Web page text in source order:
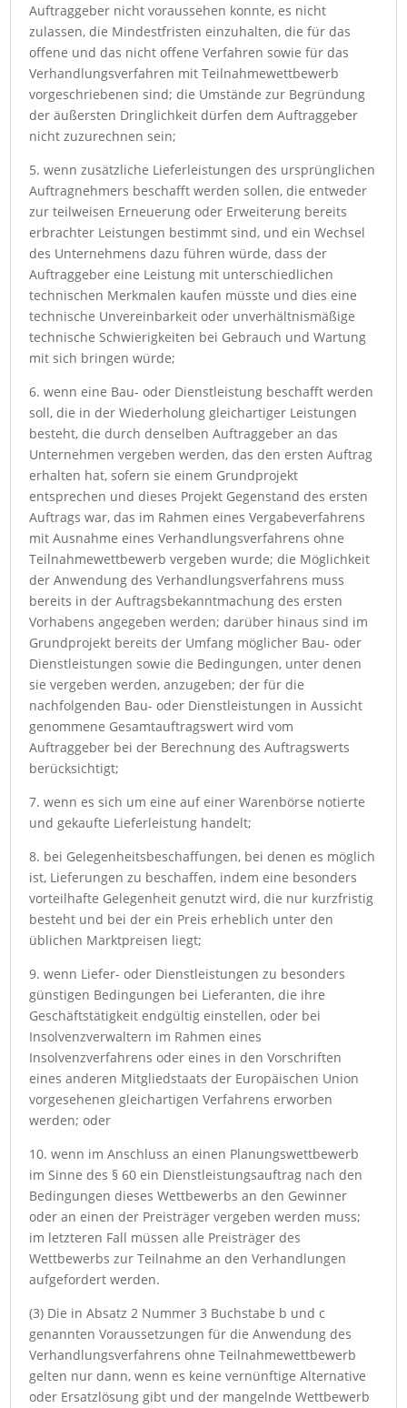
Auftraggeber nicht voraussehen konnte, es nicht
zulassen, die Mindestfristen einzuhalten, die für das
offene und das nicht offene Verfahren sowie für das
Verhandlungsverfahren mit Teilnahmewettbewerb
vorgeschriebenen sind; die Umstände zur Begründung
der äußersten Dringlichkeit dürfen dem Auftraggeber
nicht zuzurechnen sein;
5. wenn zusätzliche Lieferleistungen des ursprünglichen
Auftragnehmers beschafft werden sollen, die entweder
zur teilweisen Erneuerung oder Erweiterung bereits
erbrachter Leistungen bestimmt sind, und ein Wechsel
des Unternehmens dazu führen würde, dass der
Auftraggeber eine Leistung mit unterschiedlichen
technischen Merkmalen kaufen müsste und dies eine
technische Unvereinbarkeit oder unverhältnismäßige
technische Schwierigkeiten bei Gebrauch und Wartung
mit sich bringen würde;
6. wenn eine Bau- oder Dienstleistung beschafft werden
soll, die in der Wiederholung gleichartiger Leistungen
besteht, die durch denselben Auftraggeber an das
Unternehmen vergeben werden, das den ersten Auftrag
erhalten hat, sofern sie einem Grundprojekt
entsprechen und dieses Projekt Gegenstand des ersten
Auftrags war, das im Rahmen eines Vergabeverfahrens
mit Ausnahme eines Verhandlungsverfahrens ohne
Teilnahmewettbewerb vergeben wurde; die Möglichkeit
der Anwendung des Verhandlungsverfahrens muss
bereits in der Auftragsbekanntmachung des ersten
Vorhabens angegeben werden; darüber hinaus sind im
Grundprojekt bereits der Umfang möglicher Bau- oder
Dienstleistungen sowie die Bedingungen, unter denen
sie vergeben werden, anzugeben; der für die
nachfolgenden Bau- oder Dienstleistungen in Aussicht
genommene Gesamtauftragswert wird vom
Auftraggeber bei der Berechnung des Auftragswerts
berücksichtigt;
7. wenn es sich um eine auf einer Warenbörse notierte
und gekaufte Lieferleistung handelt;
8. bei Gelegenheitsbeschaffungen, bei denen es möglich
ist, Lieferungen zu beschaffen, indem eine besonders
vorteilhafte Gelegenheit genutzt wird, die nur kurzfristig
besteht und bei der ein Preis erheblich unter den
üblichen Marktpreisen liegt;
9. wenn Liefer- oder Dienstleistungen zu besonders
günstigen Bedingungen bei Lieferanten, die ihre
Geschäftstätigkeit endgültig einstellen, oder bei
Insolvenzverwaltern im Rahmen eines
Insolvenzverfahrens oder eines in den Vorschriften
eines anderen Mitgliedstaats der Europäischen Union
vorgesehenen gleichartigen Verfahrens erworben
werden; oder
10. wenn im Anschluss an einen Planungswettbewerb
im Sinne des § 60 ein Dienstleistungsauftrag nach den
Bedingungen dieses Wettbewerbs an den Gewinner
oder an einen der Preisträger vergeben werden muss;
im letzteren Fall müssen alle Preisträger des
Wettbewerbs zur Teilnahme an den Verhandlungen
aufgefordert werden.
(3) Die in Absatz 2 Nummer 3 Buchstabe b und c
genannten Voraussetzungen für die Anwendung des
Verhandlungsverfahrens ohne Teilnahmewettbewerb
gelten nur dann, wenn es keine vernünftige Alternative
oder Ersatzlösung gibt und der mangelnde Wettbewerb